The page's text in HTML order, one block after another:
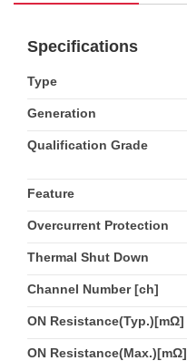
Specifications
Type
Generation
Qualification Grade
Feature
Overcurrent Protection
Thermal Shut Down
Channel Number [ch]
ON Resistance(Typ.)[mΩ]
ON Resistance(Max.)[mΩ]